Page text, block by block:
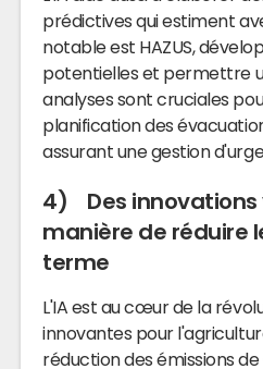
prédictives qui estiment
notable est HAZUS,
potentielles et permettre
analyses sont cruciales
planification des
assurant une gestion
4) Des innovations
manière de réduire
terme
L'IA est au cœur de la
innovantes pour
réduction des émissions